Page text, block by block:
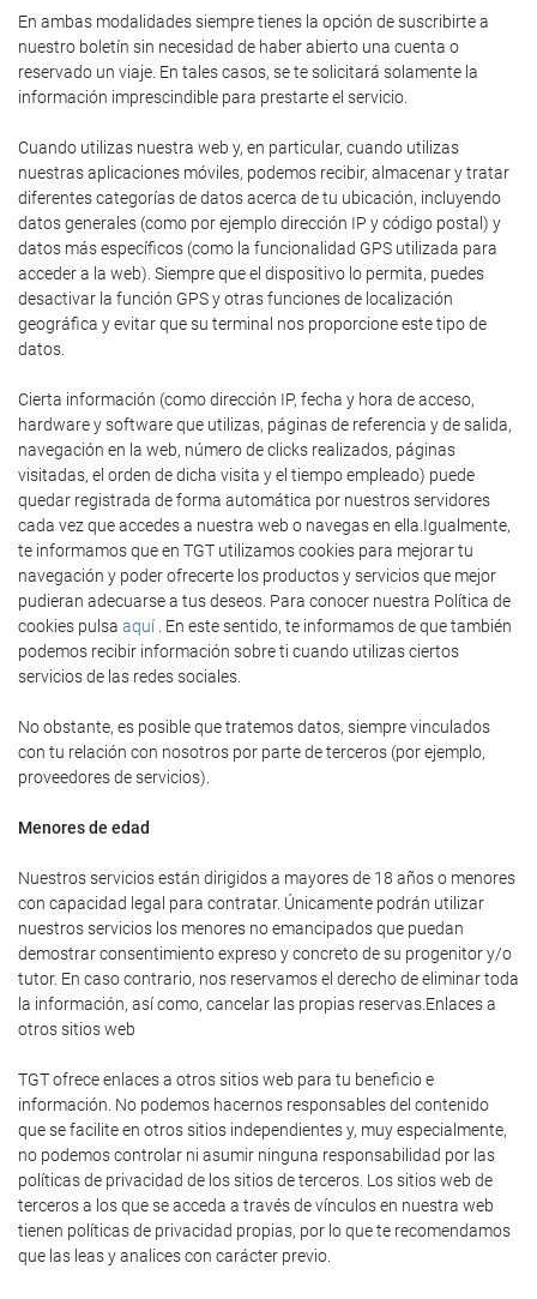
En ambas modalidades siempre tienes la opción de suscribirte a
nuestro boletín sin necesidad de haber abierto una cuenta o
reservado un viaje. En tales casos, se te solicitará solamente la
información imprescindible para prestarte el servicio.
Cuando utilizas nuestra web y, en particular, cuando utilizas
nuestras aplicaciones móviles, podemos recibir, almacenar y tratar
diferentes categorías de datos acerca de tu ubicación, incluyendo
datos generales (como por ejemplo dirección IP y código postal) y
datos más específicos (como la funcionalidad GPS utilizada para
acceder a la web). Siempre que el dispositivo lo permita, puedes
desactivar la función GPS y otras funciones de localización
geográfica y evitar que su terminal nos proporcione este tipo de
datos.
Cierta información (como dirección IP, fecha y hora de acceso,
hardware y software que utilizas, páginas de referencia y de salida,
navegación en la web, número de clicks realizados, páginas
visitadas, el orden de dicha visita y el tiempo empleado) puede
quedar registrada de forma automática por nuestros servidores
cada vez que accedes a nuestra web o navegas en ella.Igualmente,
te informamos que en TGT utilizamos cookies para mejorar tu
navegación y poder ofrecerte los productos y servicios que mejor
pudieran adecuarse a tus deseos. Para conocer nuestra Política de
cookies pulsa aquí . En este sentido, te informamos de que también
podemos recibir información sobre ti cuando utilizas ciertos
servicios de las redes sociales.
No obstante, es posible que tratemos datos, siempre vinculados
con tu relación con nosotros por parte de terceros (por ejemplo,
proveedores de servicios).
Menores de edad
Nuestros servicios están dirigidos a mayores de 18 años o menores
con capacidad legal para contratar. Únicamente podrán utilizar
nuestros servicios los menores no emancipados que puedan
demostrar consentimiento expreso y concreto de su progenitor y/o
tutor. En caso contrario, nos reservamos el derecho de eliminar toda
la información, así como, cancelar las propias reservas.Enlaces a
otros sitios web
TGT ofrece enlaces a otros sitios web para tu beneficio e
información. No podemos hacernos responsables del contenido
que se facilite en otros sitios independientes y, muy especialmente,
no podemos controlar ni asumir ninguna responsabilidad por las
políticas de privacidad de los sitios de terceros. Los sitios web de
terceros a los que se acceda a través de vínculos en nuestra web
tienen políticas de privacidad propias, por lo que te recomendamos
que las leas y analices con carácter previo.